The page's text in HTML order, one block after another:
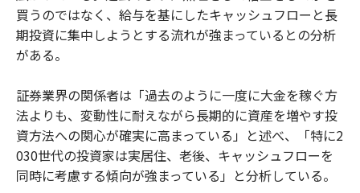
買うのではなく、給与を基にしたキャッシュフローと長
期投資に集中しようとする流れが強まっているとの分析
がある。
証券業界の関係者は「過去のように一度に大金を稼ぐ方
法よりも、変動性に耐えながら長期的に資産を増やす投
資方法への関心が確実に高まっている」と述べ、「特に2
030世代の投資家は実居住、老後、キャッシュフローを
同時に考慮する傾向が強まっている」と分析している。